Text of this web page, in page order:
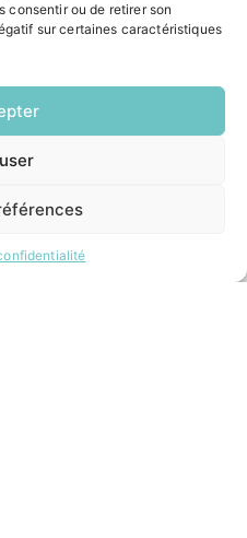
consentir ou de retirer son
sur certaines caractéristiques